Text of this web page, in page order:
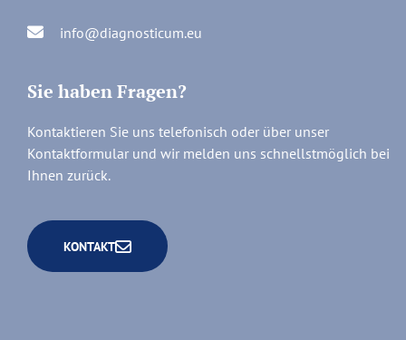
info@diagnosticum.eu
Sie haben Fragen?
Kontaktieren Sie uns telefonisch oder über unser
Kontaktformular und wir melden uns schnellstmöglich bei
Ihnen zurück.
KONTAKT